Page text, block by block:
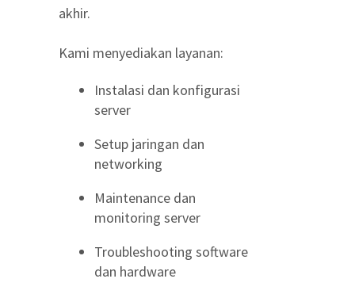
akhir.
Kami menyediakan layanan:
Instalasi dan konfigurasi
server
Setup jaringan dan
networking
Maintenance dan
monitoring server
Troubleshooting software
dan hardware